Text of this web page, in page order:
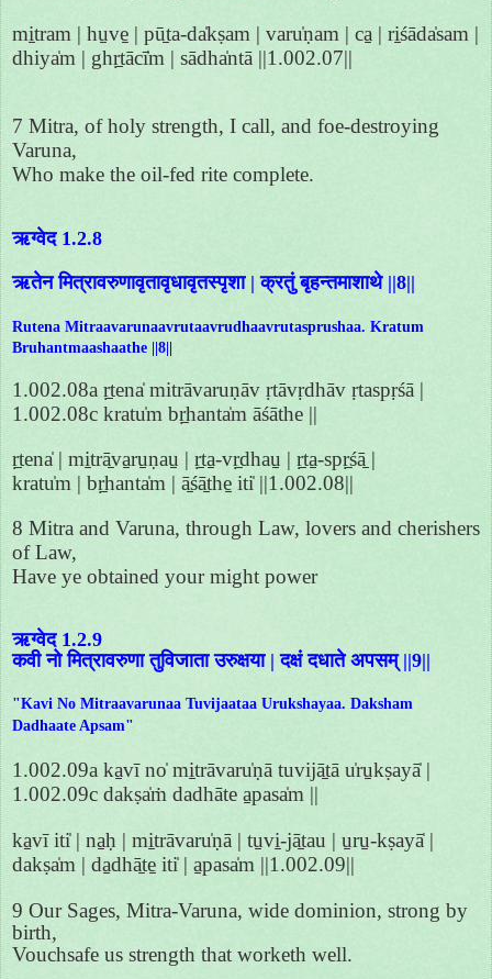
mi̱tram | hu̱ve̱ | pū̱ta-da̍kṣam | varu̍ṇam | ca̱ | ri̱śāda̍sam |
dhiya̍m | ghṛ̱tācī̍m | sādha̍ntā ||1.002.07||
7 Mitra, of holy strength, I call, and foe-destroying
Varuna,
Who make the oil-fed rite complete.
ऋग्वेद 1.2.8
ऋतेन मित्रावरुणावृतावृधावृतस्पृशा | क्रतुं बृहन्तमाशाथे ||8||
Rutena Mitraavarunaavrutaavrudhaavrutasprushaa. Kratum
Bruhantmaashaathe ||8||
1.002.08a ṛ̱tena̍ mitrāvaruṇāv ṛtāvṛdhāv ṛtaspṛśā |
1.002.08c kratu̍m bṛ̱hanta̍m āśāthe ||
ṛ̱tena̍ | mi̱trā̱va̱ru̱ṇau̱ | ṛ̱ta̱-vṛ̱dhau̱ | ṛ̱ta̱-spṛ̱śā̱ |
kratu̍m | bṛ̱hanta̍m | ā̱śā̱the̱ iti̍ ||1.002.08||
8 Mitra and Varuna, through Law, lovers and cherishers
of Law,
Have ye obtained your might power
ऋग्वेद 1.2.9
कवी नो मित्रावरुणा तुविजाता उरुक्षया | दक्षं दधाते अपसम् ||9||
"Kavi No Mitraavarunaa Tuvijaataa Urukshayaa. Daksham
Dadhaate Apsam"
1.002.09a ka̱vī no̍ mi̱trāvaru̍ṇā tuvijā̱tā u̍ru̱kṣayā̍ |
1.002.09c dakṣa̍ṁ dadhāte a̱pasa̍m ||
ka̱vī iti̍ | na̱ḥ | mi̱trāvaru̍ṇā | tu̱vi̱-jā̱tau | u̱ru̱-kṣayā̍ |
dakṣa̍m | da̱dhā̱te̱ iti̍ | a̱pasa̍m ||1.002.09||
9 Our Sages, Mitra-Varuna, wide dominion, strong by
birth,
Vouchsafe us strength that worketh well.